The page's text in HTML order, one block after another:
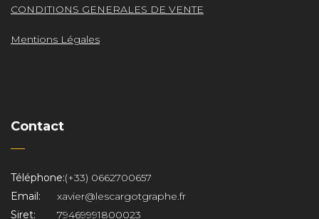
CONDITIONS GENERALES DE VENTE
Mentions Légales
Contact
Téléphone:(+33) 0662700657
Email:
xavier@lescargotgraphe.fr
Siret:
79469991800023